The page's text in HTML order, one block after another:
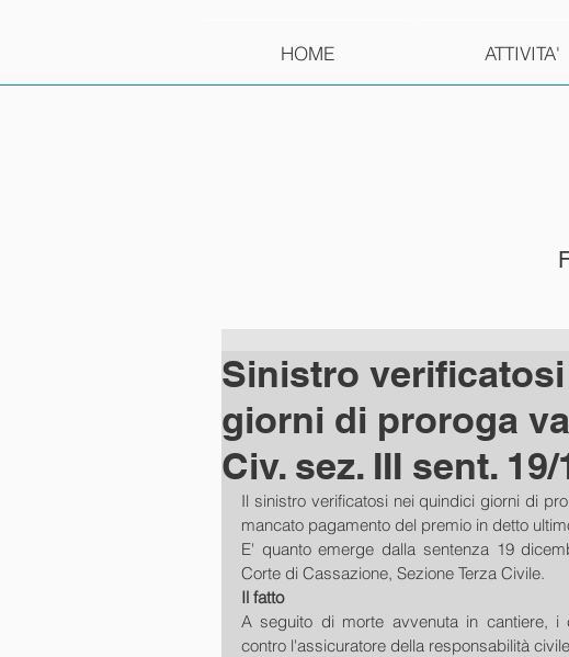
HOME ATTIVITA'
Sinistro
giorni di proroga
Civ. sez. III sent. 19/
Il sinistro verificatosi nei quindici giorni di
mancato pagamento del premio in detto
E' quanto emerge dalla sentenza 19
Corte di Cassazione, Sezione Terza Civile.
Il fatto
A seguito di morte avvenuta in cantiere, i
contro l'assicuratore della responsabilità